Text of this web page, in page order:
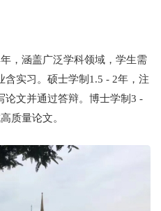
，涵盖广泛学科领域，学生需
实习。硕士学制1.5 - 2年，注
论文并通过答辩。博士学制3 -
质量论文。